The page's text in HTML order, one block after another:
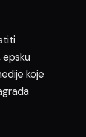
epsku
koje